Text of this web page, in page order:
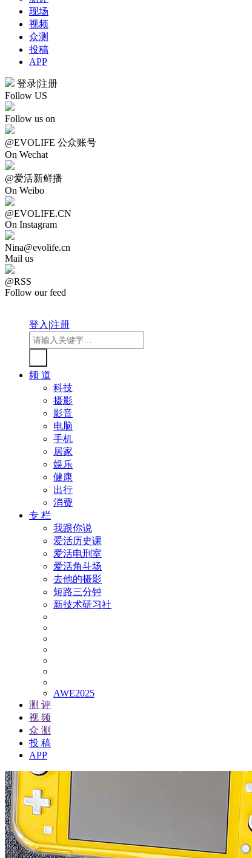
现场
视频
众测
投稿
APP
登录|注册
Follow US
Follow us on
@EVOLIFE 公众账号
On Wechat
@爱活新鲜播
On Weibo
@EVOLIFE.CN
On Instagram
Nina@evolife.cn
Mail us
@RSS
Follow our feed
登入|注册
频 道
科技
摄影
影音
电脑
手机
居家
娱乐
健康
出行
消费
专 栏
我跟你说
爱活历史课
爱活电刑室
爱活角斗场
去他的摄影
短路三分钟
新技术研习社
AWE2025
测 评
视 频
众 测
投 稿
APP